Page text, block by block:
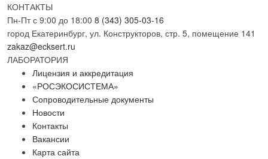
КОНТАКТЫ
Пн-Пт с 9:00 до 18:00 8 (343) 305-03-16
город Екатеринбург, ул. Конструкторов, стр. 5, помещение 141
zakaz@ecksert.ru
ЛАБОРАТОРИЯ
Лицензия и аккредитация
«РОСЭКОСИСТЕМА»
Сопроводительные документы
Новости
Контакты
Вакансии
Карта сайта